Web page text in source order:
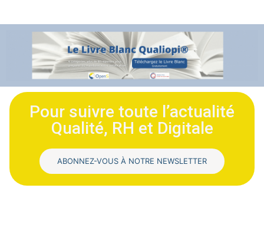
Pour suivre toute l’actualité
Qualité, RH et Digitale
ABONNEZ-VOUS À NOTRE NEWSLETTER